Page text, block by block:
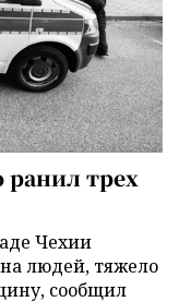
трех
Чехии
людей, тяжело
сообщил